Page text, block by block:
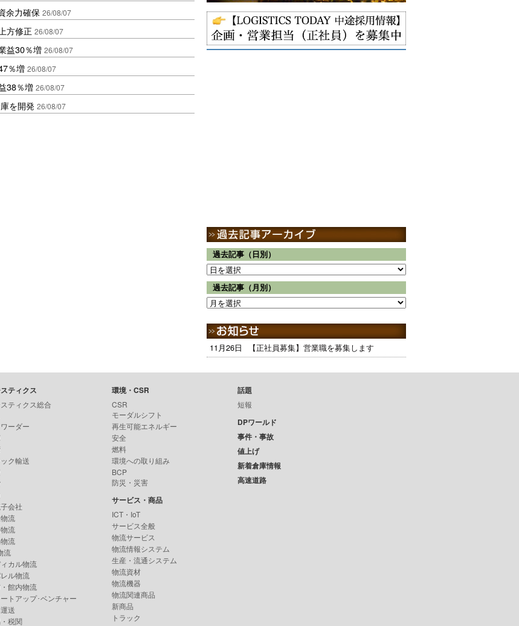
余力確保 26/08/07
方修正 26/08/07
益30％増 26/08/07
％増 26/08/07
38％増 26/08/07
を開発 26/08/07
過去記事（日別）
過去記事（月別）
11月26日 【正社員募集】営業職を募集します
ティクス
ティクス総合
ーダー
ック輸送
会社
流
流
流
流
ィカル物流
ル物流
館内物流
トアップ･ベンチャー
送
税関
環境・CSR
CSR
モーダルシフト
再生可能エネルギー
安全
燃料
環境への取り組み
BCP
防災・災害
サービス・商品
ICT・IoT
サービス全般
物流サービス
物流情報システム
生産・流通システム
物流資材
物流機器
物流関連商品
新商品
トラック
話題
短報
DPワールド
事件・事故
値上げ
新着倉庫情報
高速道路